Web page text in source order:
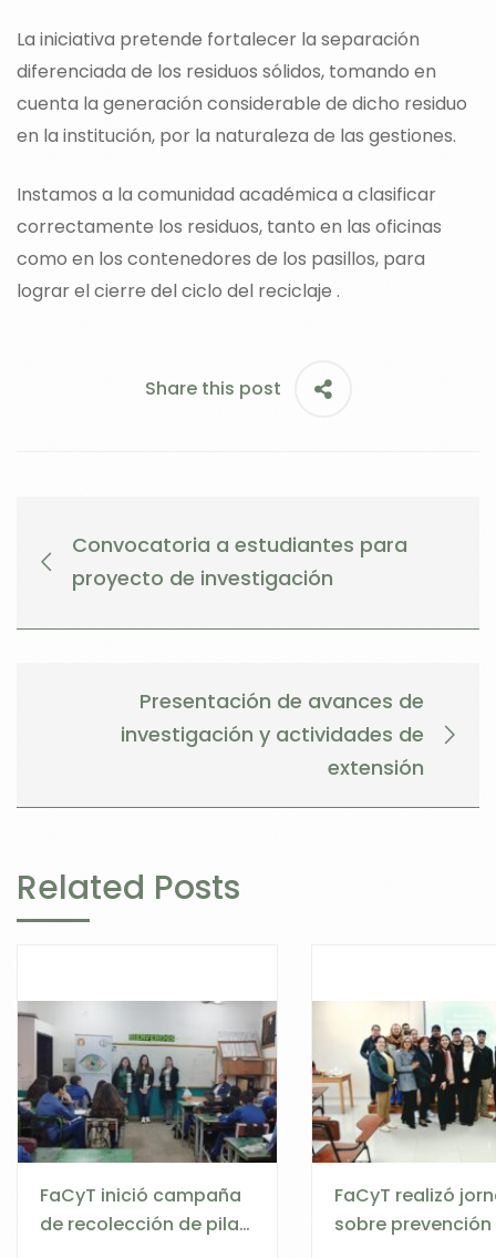
La iniciativa pretende fortalecer la separación
diferenciada de los residuos sólidos, tomando en
cuenta la generación considerable de dicho residuo
en la institución, por la naturaleza de las gestiones.
Instamos a la comunidad académica a clasificar
correctamente los residuos, tanto en las oficinas
como en los contenedores de los pasillos, para
lograr el cierre del ciclo del reciclaje .
Share this post
Convocatoria a estudiantes para
proyecto de investigación
Presentación de avances de
investigación y actividades de
extensión
Related Posts
FaCyT inició campaña
de recolección de pilas
FaCyT realizó
sobre prevención